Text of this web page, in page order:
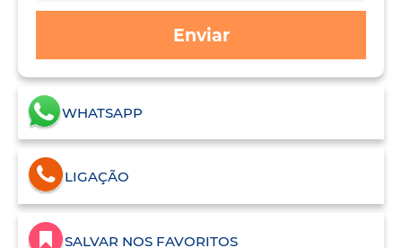
Enviar
WHATSAPP
LIGAÇÃO
SALVAR NOS FAVORITOS